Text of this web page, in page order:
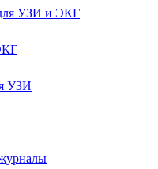
УЗИ и ЭКГ
УЗИ